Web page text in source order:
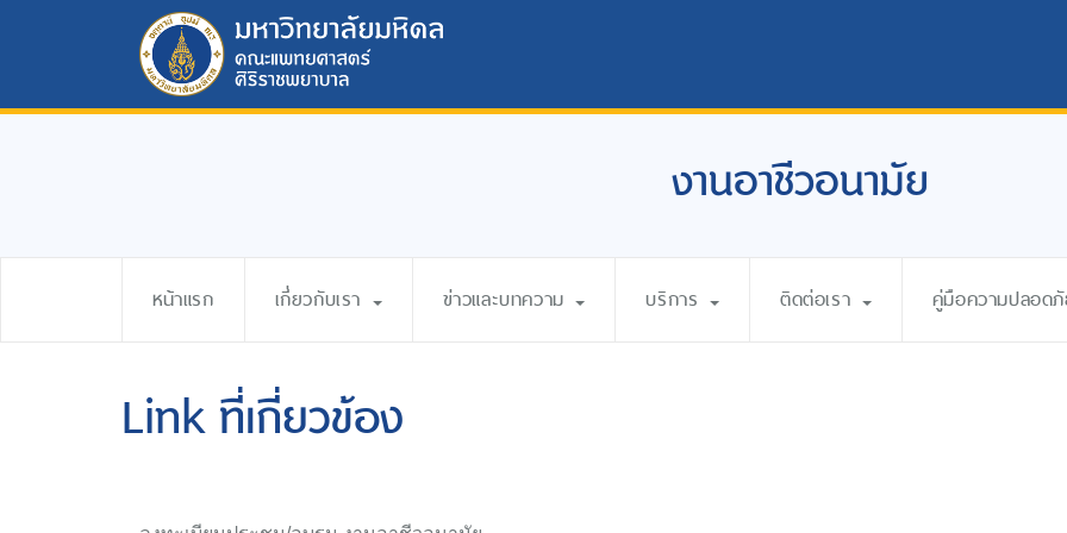
งานอาชีวอนามัย
หน้าแรก เกี่ยวกับเรา ข่าวและบทความ บริการ ติดต่อเรา คู่มือความปลอด
Link ที่เกี่ยวข้อง